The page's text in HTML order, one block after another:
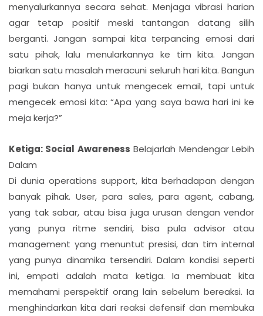
menyalurkannya secara sehat. Menjaga vibrasi harian
agar tetap positif meski tantangan datang silih
berganti. Jangan sampai kita terpancing emosi dari
satu pihak, lalu menularkannya ke tim kita. Jangan
biarkan satu masalah meracuni seluruh hari kita. Bangun
pagi bukan hanya untuk mengecek email, tapi untuk
mengecek emosi kita: “Apa yang saya bawa hari ini ke
meja kerja?”
Ketiga: Social Awareness Belajarlah Mendengar Lebih
Dalam
Di dunia operations support, kita berhadapan dengan
banyak pihak. User, para sales, para agent, cabang,
yang tak sabar, atau bisa juga urusan dengan vendor
yang punya ritme sendiri, bisa pula advisor atau
management yang menuntut presisi, dan tim internal
yang punya dinamika tersendiri. Dalam kondisi seperti
ini, empati adalah mata ketiga. Ia membuat kita
memahami perspektif orang lain sebelum bereaksi. Ia
menghindarkan kita dari reaksi defensif dan membuka